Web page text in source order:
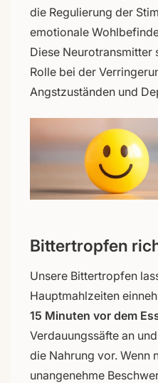
die Regulierung der
emotionale
Diese Neurotransmitter
Rolle bei der
Angstzuständen und
Bittertropfen
Unsere Bittertropfen
Hauptmahlzeiten
15 Minuten vor dem
Verdauungssäfte an
die Nahrung vor. Wenn
unangenehme